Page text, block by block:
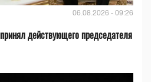
06.08.2026 - 09:26
действующего председателя